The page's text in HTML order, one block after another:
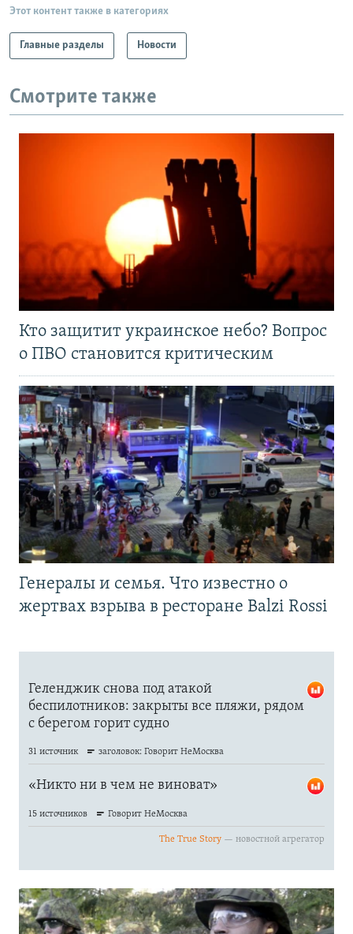
Этот контент также в категориях
Главные разделы Новости
Смотрите также
Кто защитит украинское небо? Вопрос
о ПВО становится критическим
Генералы и семья. Что известно о
жертвах взрыва в ресторане Balzi Rossi